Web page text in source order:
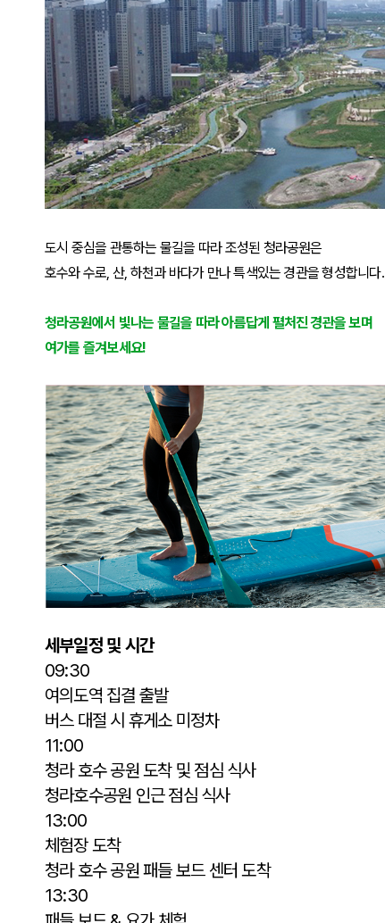
도시 중심을 관통하는 물길을 따라 조성된 청라공원은
호수와 수로, 산, 하천과 바다가 만나 특색있는 경관을 형성합니다.
청라공원에서 빛나는 물길을 따라 아름답게 펼처진 경관을 보며
여가를 즐겨보세요!
세부일정 및 시간
09:30
여의도역 집결 출발
버스 대절 시 휴게소 미정차
11:00
청라 호수 공원 도착 및 점심 식사
청라호수공원 인근 점심 식사
13:00
체험장 도착
청라 호수 공원 패들 보드 센터 도착
13:30